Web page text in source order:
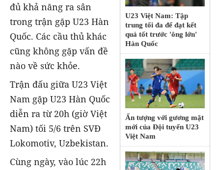
U23 Việt Nam: Tập
trung tối đa để đạt kết
quả tốt trước 'ông lớn'
Hàn Quốc
Ấn tượng với gương mặt
mới của Đội tuyển U23
Việt Nam
đủ khả năng ra sân
trong trận gặp U23 Hàn
Quốc. Các cầu thủ khác
cũng không gặp vấn đề
nào về sức khỏe.
Trận đấu giữa U23 Việt
Nam gặp U23 Hàn Quốc
diễn ra từ 20h (giờ Việt
Nam) tối 5/6 trên SVĐ
Lokomotiv, Uzbekistan.
Cùng ngày, vào lúc 22h